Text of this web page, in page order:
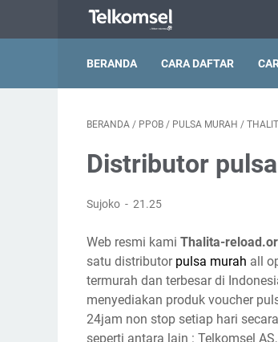
BERANDA CARA DAFTAR
BERANDA / PPOB / PULSA MURAH /
Distributor
Sujoko 21.25
Web resmi kami Thalita-
satu distributor pulsa murah all
termurah dan terbesar di
menyediakan produk voucher
24jam non stop setiap hari
seperti antara lain : Telkomsel